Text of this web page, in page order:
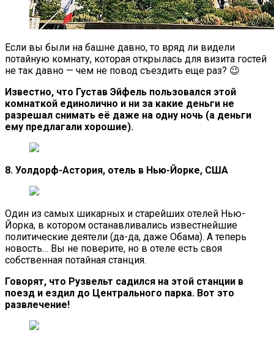
Если вы были на башне давно, то вряд ли видели
потайную комнату, которая открылась для визита гостей
не так давно — чем не повод съездить еще раз? 😉
Известно, что Густав Эйфель пользовался этой
комнаткой единолично и ни за какие деньги не
разрешал снимать её даже на одну ночь (а деньги
ему предлагали хорошие).
8. Уолдорф-Астория, отель в Нью-Йорке, США
Один из самых шикарных и старейших отелей Нью-
Йорка, в котором останавливались известнейшие
политические деятели (да-да, даже Обама). А теперь
новость… Вы не поверите, но в отеле есть своя
собственная потайная станция.
Говорят, что Рузвельт садился на этой станции в
поезд и ездил до Центрального парка. Вот это
развлечение!